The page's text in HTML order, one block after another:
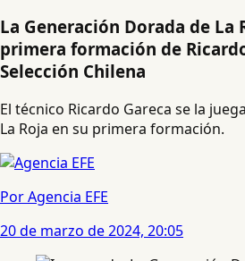
La Generación Dorada de La
primera formación de
Selección Chilena
El técnico Ricardo Gareca se la
La Roja en su primera formación.
Por Agencia EFE
20 de marzo de 2024, 20:05